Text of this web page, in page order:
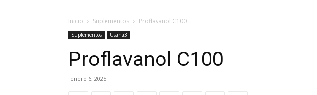
Inicio Suplementos Proflavanol C100
Suplementos Usana3
Proflavanol C100
enero 6, 2025